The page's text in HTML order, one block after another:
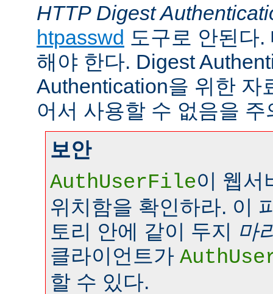
HTTP Digest
htpasswd 도구로 안된다
해야 한다. Digest
Authentication을 위한 자
어서 사용할 수 없음을 주
보안
AuthUserFile이 웹서
위치함을 확인하라. 이
토리 안에 같이 두지 마
클라이언트가
할 수 있다.